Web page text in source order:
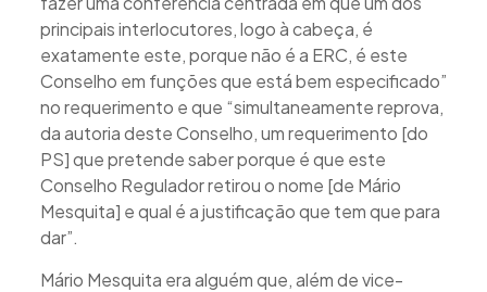
principais interlocutores, logo à cabeça, é
exatamente este, porque não é a ERC, é este
Conselho em funções que está bem especificado”
no requerimento e que “simultaneamente reprova,
da autoria deste Conselho, um requerimento [do
PS] que pretende saber porque é que este
Conselho Regulador retirou o nome [de Mário
Mesquita] e qual é a justificação que tem que para
dar”.
Mário Mesquita era alguém que, além de vice-